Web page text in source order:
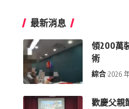
最新消息
領200萬
術
綜合 2026
歡慶父